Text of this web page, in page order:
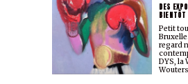
DES
BIENTÔT
Petit
regard
DYS, la